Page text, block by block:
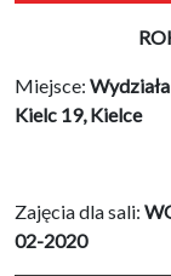
Miejsce:
Kielc 19, Kielce
Zajęcia dla sali:
02-2020